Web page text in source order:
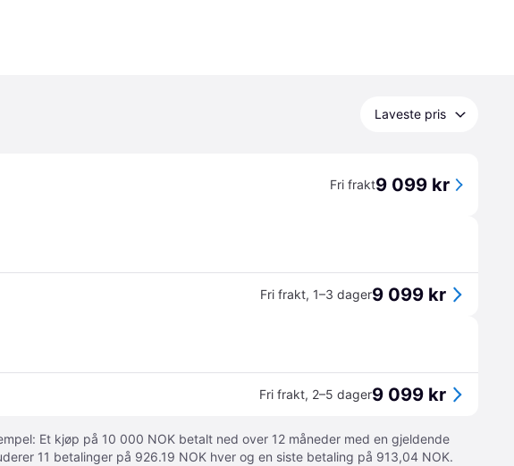
Laveste pris
Fri frakt9 099 kr
Fri frakt, 1–3 dager9 099 kr
Fri frakt, 2–5 dager9 099 kr
Et kjøp på 10 000 NOK betalt ned over 12 måneder med en gjeldende
11 betalinger på 926.19 NOK hver og en siste betaling på 913,04 NOK.